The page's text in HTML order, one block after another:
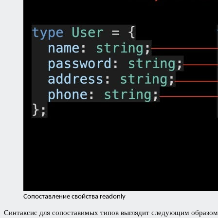
Сопоставление свойства readonly
Синтаксис для сопоставимых типов выглядит следующим